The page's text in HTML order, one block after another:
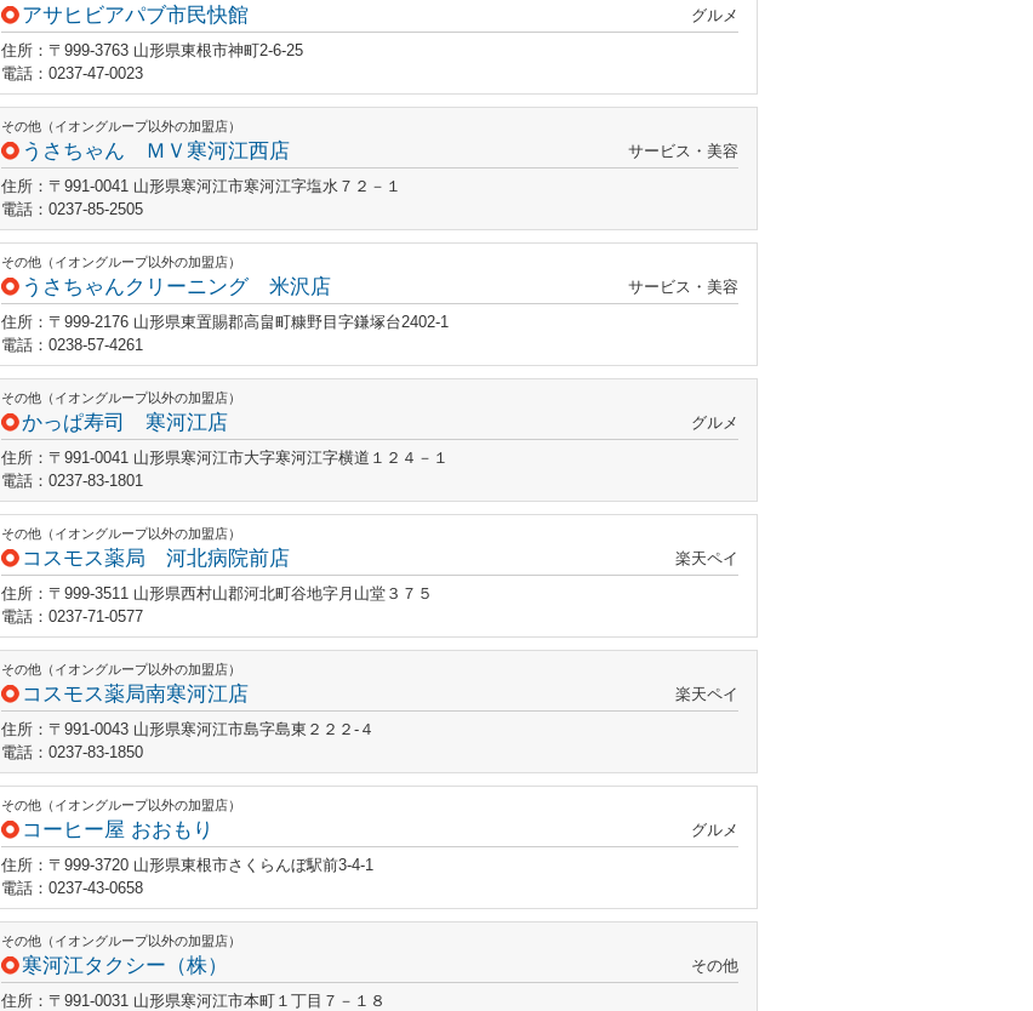
アサヒビアパブ市民快館
グルメ
住所：〒999-3763 山形県東根市神町2-6-25
電話：0237-47-0023
その他（イオングループ以外の加盟店）
うさちゃん ＭＶ寒河江西店
サービス・美容
住所：〒991-0041 山形県寒河江市寒河江字塩水７２－１
電話：0237-85-2505
その他（イオングループ以外の加盟店）
うさちゃんクリーニング 米沢店
サービス・美容
住所：〒999-2176 山形県東置賜郡高畠町糠野目字鎌塚台2402-1
電話：0238-57-4261
その他（イオングループ以外の加盟店）
かっぱ寿司 寒河江店
グルメ
住所：〒991-0041 山形県寒河江市大字寒河江字横道１２４－１
電話：0237-83-1801
その他（イオングループ以外の加盟店）
コスモス薬局 河北病院前店
楽天ペイ
住所：〒999-3511 山形県西村山郡河北町谷地字月山堂３７５
電話：0237-71-0577
その他（イオングループ以外の加盟店）
コスモス薬局南寒河江店
楽天ペイ
住所：〒991-0043 山形県寒河江市島字島東２２２‐４
電話：0237-83-1850
その他（イオングループ以外の加盟店）
コーヒー屋 おおもり
グルメ
住所：〒999-3720 山形県東根市さくらんぼ駅前3-4-1
電話：0237-43-0658
その他（イオングループ以外の加盟店）
寒河江タクシー（株）
その他
住所：〒991-0031 山形県寒河江市本町１丁目７－１８